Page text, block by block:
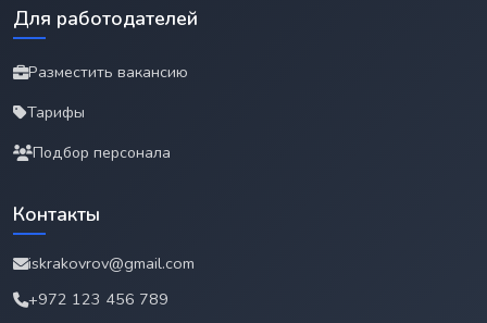
Для работодателей
Разместить вакансию
Тарифы
Подбор персонала
Контакты
iskrakovrov@gmail.com
+972 123 456 789